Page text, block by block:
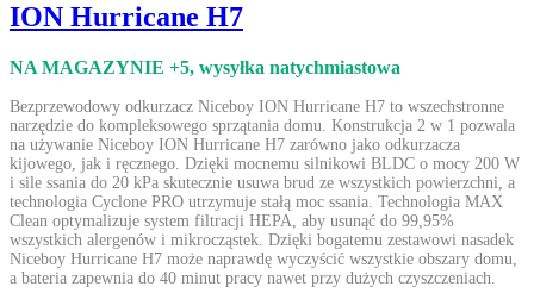
ION Hurricane H7
NA MAGAZYNIE +5, wysyłka natychmiastowa
Bezprzewodowy odkurzacz Niceboy ION Hurricane H7 to wszechstronne
narzędzie do kompleksowego sprzątania domu. Konstrukcja 2 w 1 pozwala
na używanie Niceboy ION Hurricane H7 zarówno jako odkurzacza
kijowego, jak i ręcznego. Dzięki mocnemu silnikowi BLDC o mocy 200 W
i sile ssania do 20 kPa skutecznie usuwa brud ze wszystkich powierzchni, a
technologia Cyclone PRO utrzymuje stałą moc ssania. Technologia MAX
Clean optymalizuje system filtracji HEPA, aby usunąć do 99,95%
wszystkich alergenów i mikrocząstek. Dzięki bogatemu zestawowi nasadek
Niceboy Hurricane H7 może naprawdę wyczyścić wszystkie obszary domu,
a bateria zapewnia do 40 minut pracy nawet przy dużych czyszczeniach.